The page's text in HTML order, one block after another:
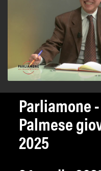
Parliamone
Palmese
2025